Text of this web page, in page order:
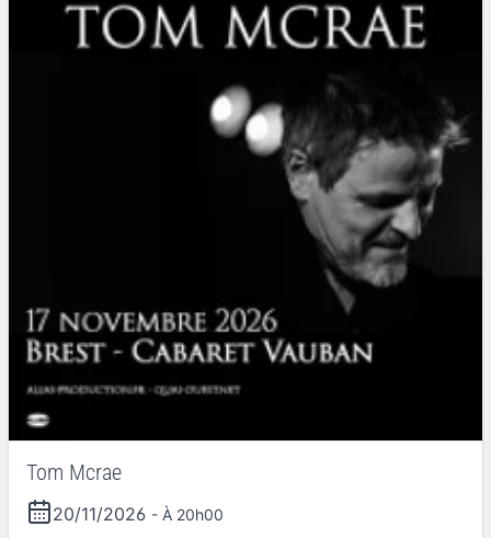
Tom Mcrae
20/11/2026 - À 20h00